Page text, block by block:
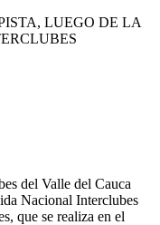
del Valle del Cauca
Nacional Interclubes
que se realiza en el